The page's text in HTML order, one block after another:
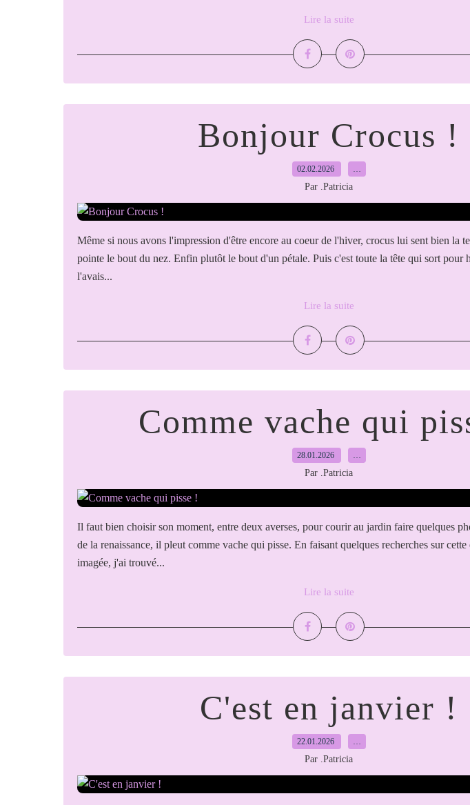
Lire la suite
Bonjour Crocus !
02.02.2026 …
Par .Patricia
Même si nous avons l'impression d'être encore au coeur de l'hiver, crocus lui sent bien la
pointe le bout du nez. Enfin plutôt le bout d'un pétale. Puis c'est toute la tête qui sort pour
l'avais...
Lire la suite
Comme vache qui
28.01.2026 …
Par .Patricia
Il faut bien choisir son moment, entre deux averses, pour courir au jardin faire quelques
de la renaissance, il pleut comme vache qui pisse. En faisant quelques recherches sur
imagée, j'ai trouvé...
Lire la suite
C'est en janvier !
22.01.2026 …
Par .Patricia